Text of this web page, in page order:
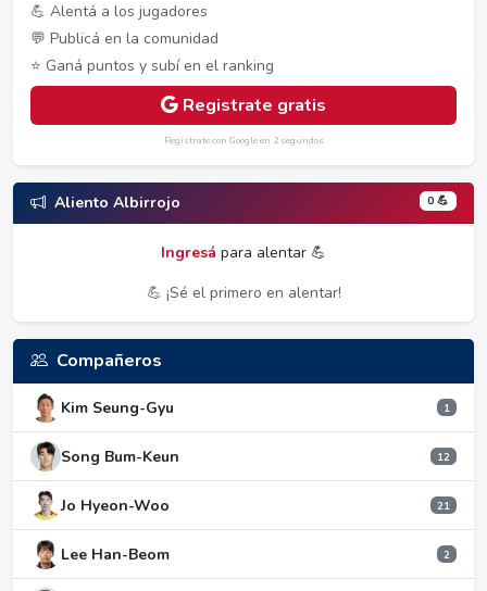
💪 Alentá a los jugadores
💬 Publicá en la comunidad
⭐ Ganá puntos y subí en el ranking
Registrate gratis
Registrate con Google en 2 segundos
Aliento Albirrojo 0 💪
Ingresá para alentar 💪
💪 ¡Sé el primero en alentar!
Compañeros
Kim Seung-Gyu 1
Song Bum-Keun 12
Jo Hyeon-Woo 21
Lee Han-Beom 2